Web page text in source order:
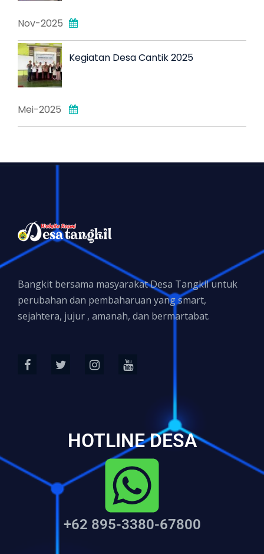
Nov-2025
Kegiatan Desa Cantik 2025
Mei-2025
Bangkit bersama masyarakat Desa Tangkil untuk
perubahan dan pembaharuan yang smart,
sejahtera, jujur , amanah, dan bermartabat.
HOTLINE DESA
+62 895-3380-67800